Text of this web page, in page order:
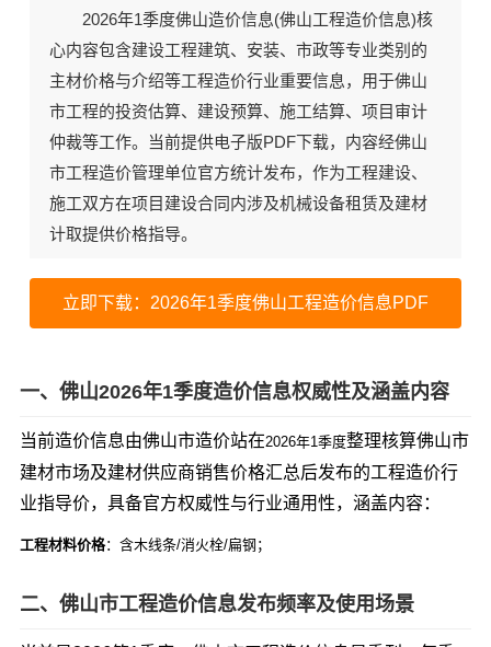
2026年1季度佛山造价信息(佛山工程造价信息)核
心内容包含建设工程建筑、安装、市政等专业类别的
主材价格与介绍等工程造价行业重要信息，用于佛山
市工程的投资估算、建设预算、施工结算、项目审计
仲裁等工作。当前提供电子版PDF下载，内容经佛山
市工程造价管理单位官方统计发布，作为工程建设、
施工双方在项目建设合同内涉及机械设备租赁及建材
计取提供价格指导。
立即下载：2026年1季度佛山工程造价信息PDF
一、佛山2026年1季度造价信息权威性及涵盖内容
当前造价信息由佛山市造价站在2026年1季度整理核算佛山市
建材市场及建材供应商销售价格汇总后发布的工程造价行
业指导价，具备官方权威性与行业通用性，涵盖内容：
工程材料价格：含木线条/消火栓/扁钢；
二、佛山市工程造价信息发布频率及使用场景